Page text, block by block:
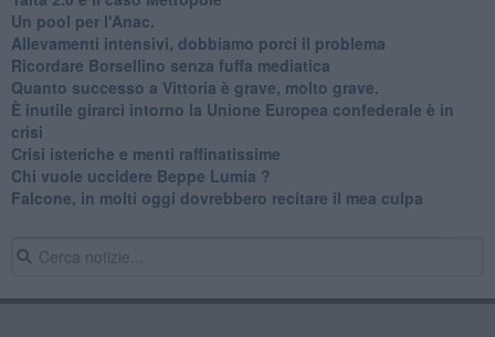
​Un pool per l'Anac.
Allevamenti intensivi, dobbiamo porci il problema
Ricordare Borsellino senza fuffa mediatica
​Quanto successo a Vittoria è grave, molto grave.
​È inutile girarci intorno la Unione Europea confederale è in
crisi
Crisi isteriche e menti raffinatissime
Chi vuole uccidere Beppe Lumia ?
Falcone, in molti oggi dovrebbero recitare il mea culpa